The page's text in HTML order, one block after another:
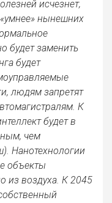
исчезнет,
нынешних
будет заменить
будет
людям запретят
К
будет в
чем
Нанотехнологии
объекты
из воздуха. К 2045